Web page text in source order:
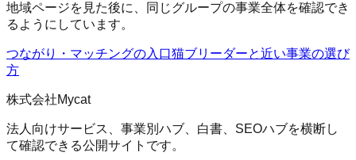
地域ページを見た後に、同じグループの事業全体を確認でき
るようにしています。
つながり・マッチングの入口猫ブリーダーと近い事業の選び
方
株式会社Mycat
法人向けサービス、事業別ハブ、白書、SEOハブを横断し
て確認できる公開サイトです。